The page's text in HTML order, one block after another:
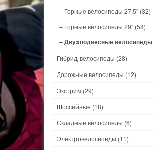
– Горные велосипеды 27,5" (32)
– Горные велосипеды 29" (58)
– Двухподвесные велосипеды
Гибрид-велосипеды (28)
Дорожные велосипеды (12)
Экстрим (29)
Шоссейные (18)
Складные велосипеды (6)
Электровелосипеды (11)